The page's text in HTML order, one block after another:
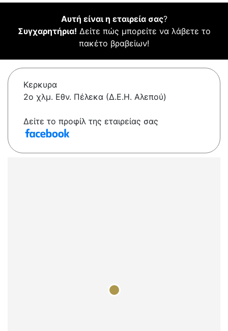
Αυτή είναι η εταιρεία σας?
Συγχαρητήρια! Δείτε πώς μπορείτε να λάβετε το
πακέτο βραβείων!
Κερκυρα
2ο χλμ. Εθν. Πέλεκα (Δ.Ε.Η. Αλεπού)
Δείτε το προφίλ της εταιρείας σας